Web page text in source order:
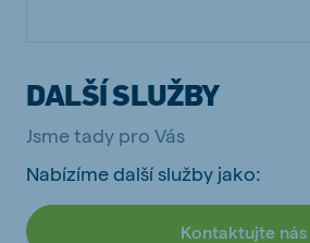
DALŠÍ SLUŽBY
Jsme tady pro Vás
Nabízíme další služby jako:
Kontaktujte nás